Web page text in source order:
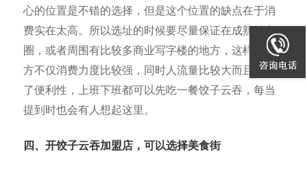
心的位置是不错的选择，但是这个位置的缺点在于消
费实在太高。所以选址的时候要尽量保证在成熟的商
圈，或者周围有比较多商业写字楼的地方，这样的地
方不仅消费力度比较强，同时人流量比较大而且保证
了便利性，上班下班都可以先吃一餐饺子云吞，每当
提到时也会有人想起这里。
四、开饺子云吞加盟店，可以选择美食街